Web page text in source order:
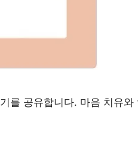
를 공유합니다. 마음 치유와